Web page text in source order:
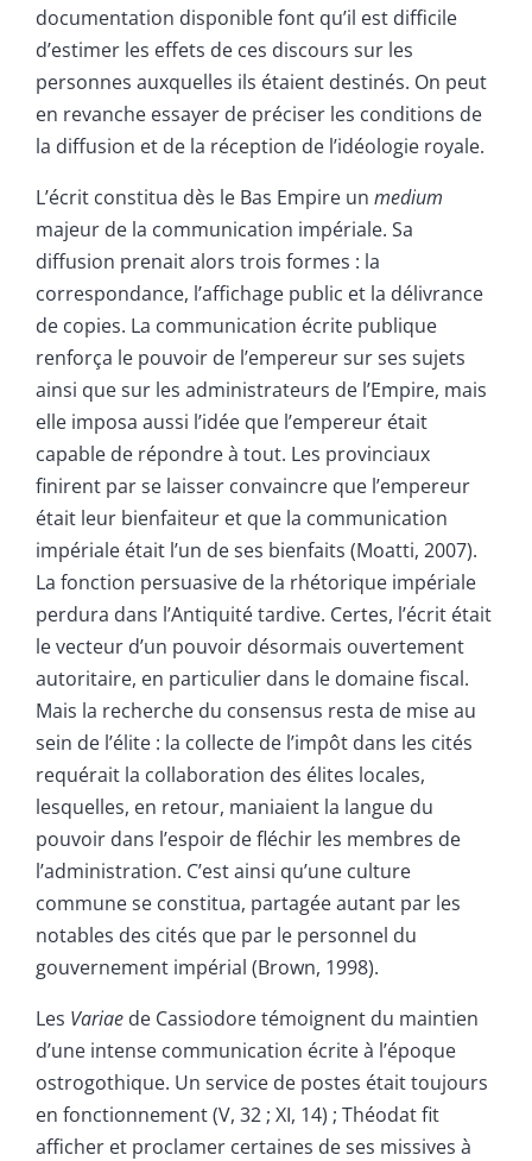
documentation disponible font qu’il est difficile
d’estimer les effets de ces discours sur les
personnes auxquelles ils étaient destinés. On peut
en revanche essayer de préciser les conditions de
la diffusion et de la réception de l’idéologie royale.
L’écrit constitua dès le Bas Empire un medium
majeur de la communication impériale. Sa
diffusion prenait alors trois formes : la
correspondance, l’affichage public et la délivrance
de copies. La communication écrite publique
renforça le pouvoir de l’empereur sur ses sujets
ainsi que sur les administrateurs de l’Empire, mais
elle imposa aussi l’idée que l’empereur était
capable de répondre à tout. Les provinciaux
finirent par se laisser convaincre que l’empereur
était leur bienfaiteur et que la communication
impériale était l’un de ses bienfaits (Moatti, 2007).
La fonction persuasive de la rhétorique impériale
perdura dans l’Antiquité tardive. Certes, l’écrit était
le vecteur d’un pouvoir désormais ouvertement
autoritaire, en particulier dans le domaine fiscal.
Mais la recherche du consensus resta de mise au
sein de l’élite : la collecte de l’impôt dans les cités
requérait la collaboration des élites locales,
lesquelles, en retour, maniaient la langue du
pouvoir dans l’espoir de fléchir les membres de
l’administration. C’est ainsi qu’une culture
commune se constitua, partagée autant par les
notables des cités que par le personnel du
gouvernement impérial (Brown, 1998).
Les Variae de Cassiodore témoignent du maintien
d’une intense communication écrite à l’époque
ostrogothique. Un service de postes était toujours
en fonctionnement (V, 32 ; XI, 14) ; Théodat fit
afficher et proclamer certaines de ses missives à